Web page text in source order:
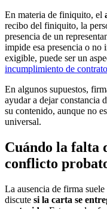
En materia de finiquito, el
recibo del finiquito, la
presencia de un
impide esa presencia o no
exigible, puede ser un
incumplimiento de contrato
En algunos supuestos,
ayudar a dejar constancia
su contenido, aunque no
universal.
Cuándo la falta
conflicto
La ausencia de firma
discute si la carta se